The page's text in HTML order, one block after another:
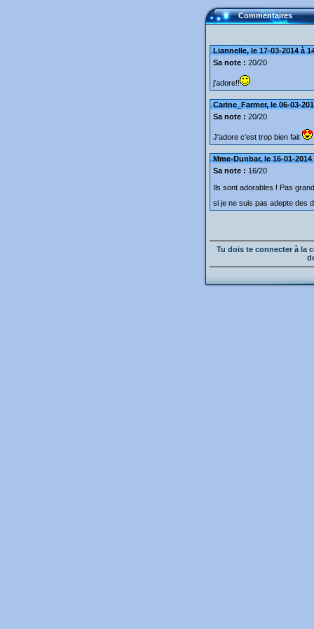
Commentaires
Liannelle, le 17-03-2014 à
Sa note : 20/20
j'adore!!
Carine_Farmer, le 06-03-
Sa note : 20/20
J'adore c'est trop bien fait
Mme-Dunbar, le 16-01-2014
Sa note : 16/20
Ils sont adorables ! Pas
si je ne suis pas adepte des
Tu dois te connecter à la